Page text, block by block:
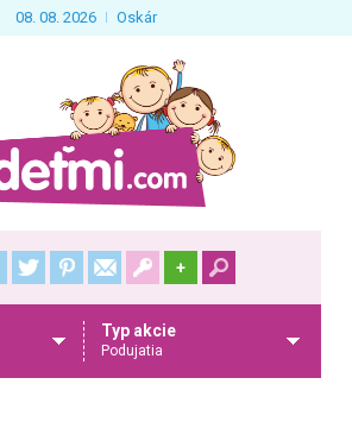
08. 08. 2026 Oskár
+
Typ akcie
Podujatia